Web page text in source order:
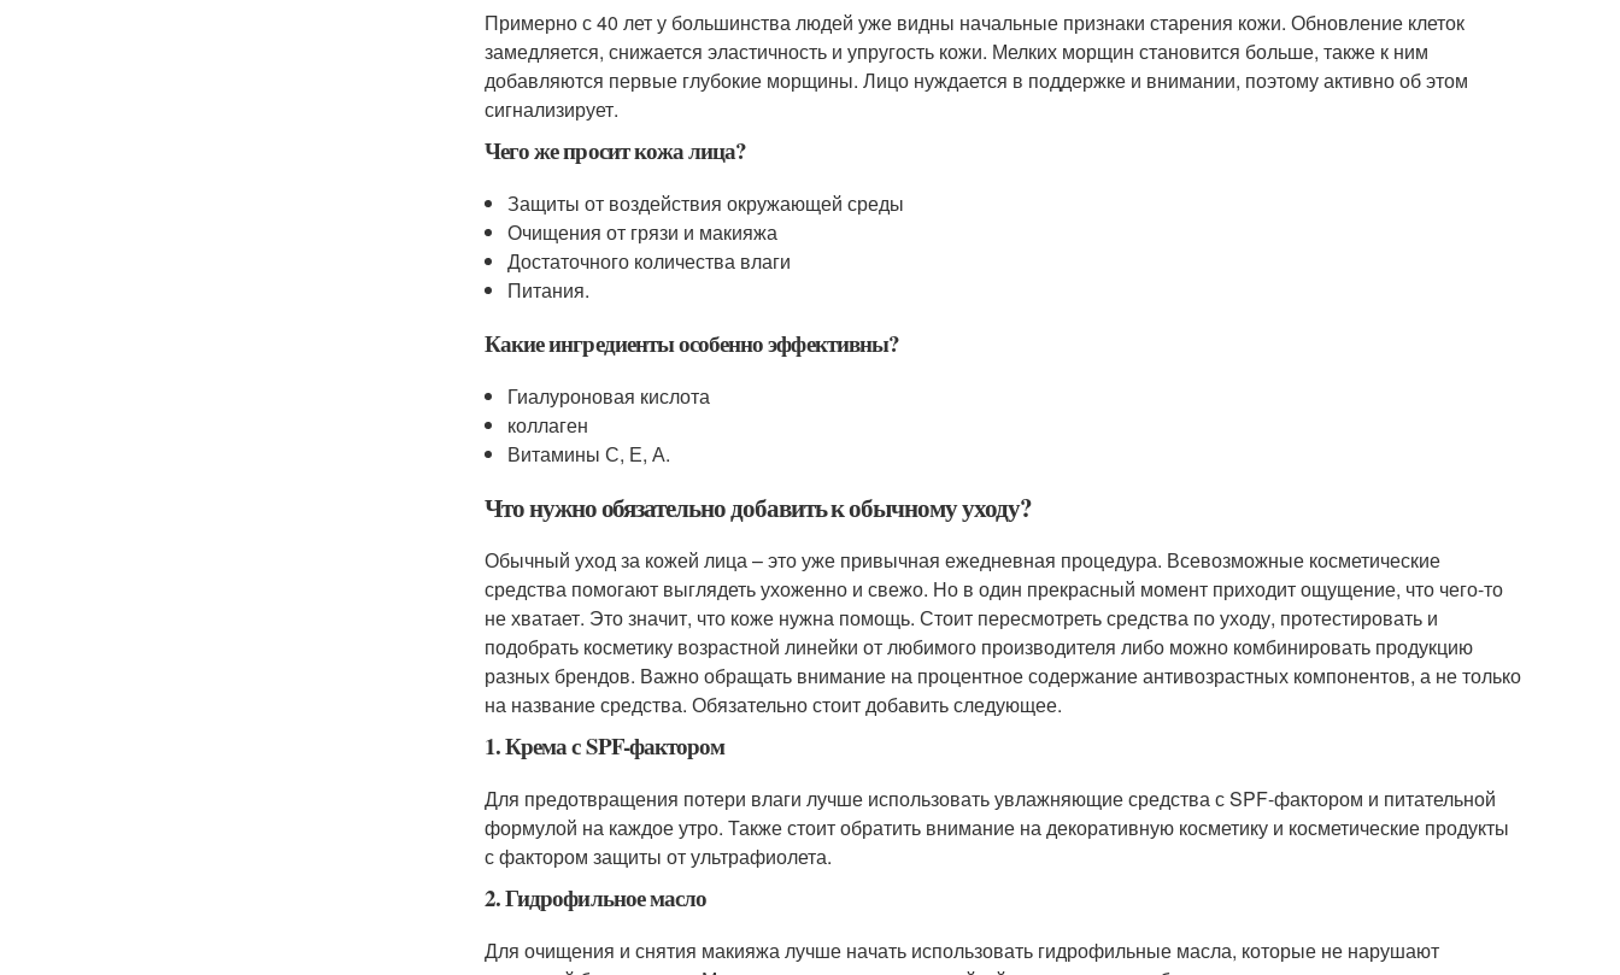
Примерно с 40 лет у большинства людей уже видны начальные признаки старения кожи. Обновление клеток
замедляется, снижается эластичность и упругость кожи. Мелких морщин становится больше, также к ним
добавляются первые глубокие морщины. Лицо нуждается в поддержке и внимании, поэтому активно об этом
сигнализирует.
Чего же просит кожа лица?
Защиты от воздействия окружающей среды
Очищения от грязи и макияжа
Достаточного количества влаги
Питания.
Какие ингредиенты особенно эффективны?
Гиалуроновая кислота
коллаген
Витамины С, Е, А.
Что нужно обязательно добавить к обычному уходу?
Обычный уход за кожей лица – это уже привычная ежедневная процедура. Всевозможные косметические
средства помогают выглядеть ухоженно и свежо. Но в один прекрасный момент приходит ощущение, что чего-то
не хватает. Это значит, что коже нужна помощь. Стоит пересмотреть средства по уходу, протестировать и
подобрать косметику возрастной линейки от любимого производителя либо можно комбинировать продукцию
разных брендов. Важно обращать внимание на процентное содержание антивозрастных компонентов, а не только
на название средства. Обязательно стоит добавить следующее.
1. Крема с SPF-фактором
Для предотвращения потери влаги лучше использовать увлажняющие средства с SPF-фактором и питательной
формулой на каждое утро. Также стоит обратить внимание на декоративную косметику и косметические продукты
с фактором защиты от ультрафиолета.
2. Гидрофильное масло
Для очищения и снятия макияжа лучше начать использовать гидрофильные масла, которые не нарушают